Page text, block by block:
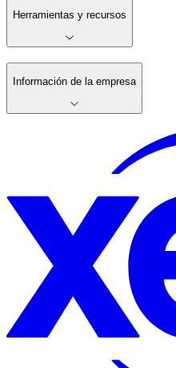
Herramientas y recursos
Información de la empresa